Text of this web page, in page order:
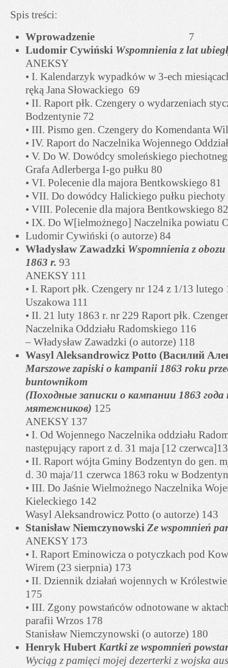
Spis treści:
Wprowadzenie
7
Ludomir Cywiński Wspomnienia z lat
• I. Kalendarzyk wypadków w 3-ech
ręką Jana Słowackiego 69
• II. Raport płk. Czengery o wydarzeniach
Bodzentynie 72
• III. Pismo gen. Czengery do Komendanta
• IV. Raport do Naczelnika Wojennego
• V. Do W. Dowódcy smoleńskiego
Grafa Adlerberga I-go pułku 80
• VI. Polecenie dla majora Bentkowskiego 81
• VII. Do dowódcy Halickiego pułku piechoty
• VIII. Polecenie dla majora Bentkowskiego 82
• IX. Do W[ielmożnego] Naczelnika powiatu
Ludomir Cywiński (o autorze) 84
Władysław Zawadzki Wspomnienia z
1863 r. 93
ANEKSY 111
• I. Raport płk. Czengery nr 124 z 1/13
Uszakowa 111
• II. 21 luty 1863 r. nr 229 Raport płk.
Naczelnika Oddziału Radomskiego 116
– Władysław Zawadzki (o autorze) 118
Wasyl Aleksandrowicz Potto (Василий
Marszowe zapiski o kampanii 1863 roku
buntownikom
(Походные записки о кампании 1863
мятежников) 125
ANEKSY 137
• I. Od Wojennego Naczelnika oddziału
następujący raport z d. 31 maja [12
• II. Raport wójta Gminy Bodzentyn do gen.
d. 30 maja/11 czerwca 1863 roku w
• III. Do Jaśnie Wielmożnego Naczelnika
Kieleckiego 142
Wasyl Aleksandrowicz Potto (o autorze) 143
Stanisław Niemczynowski Ze wspomnień
ANEKSY 173
• I. Raport Eminowicza o potyczkach pod
Wirem (23 sierpnia) 173
• II. Dziennik działań wojennych w
175
• III. Zgony powstańców odnotowane w
parafii Wrzos 178
Stanisław Niemczynowski (o autorze) 180
Henryk Hubert Kartki ze wspomnień
Wyciąg z pamięci mojej dezerterki z wojska